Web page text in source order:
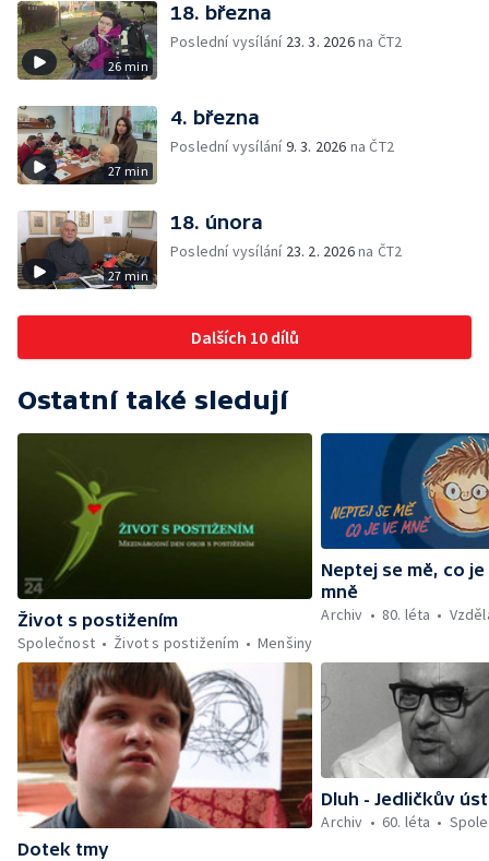
26 min
18. března
Poslední vysílání 23. 3. 2026na ČT2
27 min
4. března
Poslední vysílání9. 3. 2026 na ČT2
27 min
18. února
Poslední vysílání 23. 2. 2026na ČT2
Dalších 10 dílů
Ostatní také sledují
Život s postižením
Společnost
Život s postižením Menšiny
Neptej se mě, co
mně
Archiv
80. léta
Dotek tmy
Dluh - Jedličkův
Archiv
60. léta